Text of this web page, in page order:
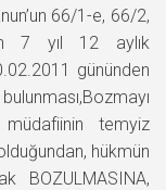
66/1-e, 66/2,
7 yıl 12 aylık
gününden
temyiz
hükmün
BOZULMASINA,